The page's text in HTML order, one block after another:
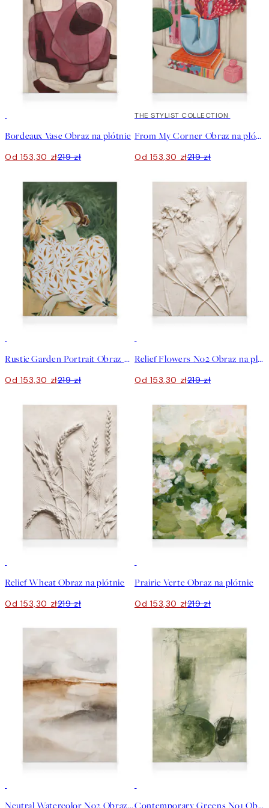
Bordeaux Vase Obraz na płótnie
Od 153,30 zł219 zł
30%*
THE STYLIST COLLECTION
From My Corner Obraz na płótnie
Od 153,30 zł219 zł
Rustic Garden Portrait Obraz na płótnie
Od 153,30 zł219 zł
Relief Flowers No2 Obraz na płótnie
Od 153,30 zł219 zł
Relief Wheat Obraz na płótnie
Od 153,30 zł219 zł
Prairie Verte Obraz na płótnie
Od 153,30 zł219 zł
Neutral Watercolor No2 Obraz na płótnie Contemporary Greens No1 Obraz na płótnie